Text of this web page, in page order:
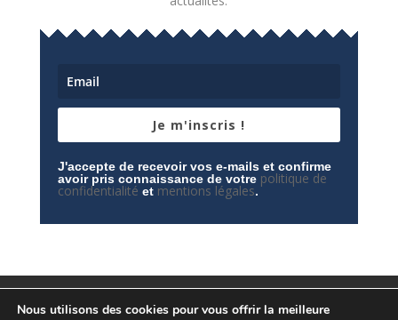
Je m'inscris !
J'accepte de recevoir vos e-mails et confirme
avoir pris connaissance de votre politique de
confidentialité et mentions légales.
Nous utilisons des cookies pour vous offrir la meilleure